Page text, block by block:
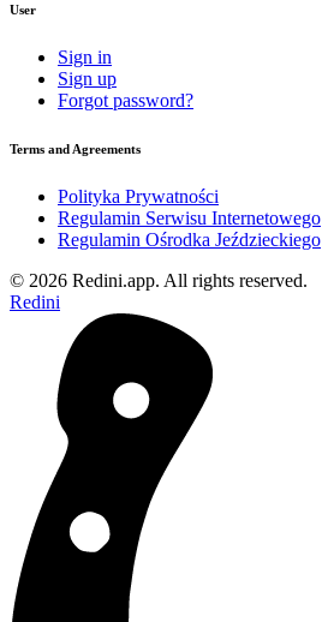
User
Sign in
Sign up
Forgot password?
Terms and Agreements
Polityka Prywatności
Regulamin Serwisu Internetowego
Regulamin Ośrodka Jeździeckiego
© 2026 Redini.app. All rights reserved.
Redini